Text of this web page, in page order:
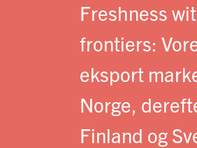
Freshness
frontiers:
eksport
Norge,
Finland og